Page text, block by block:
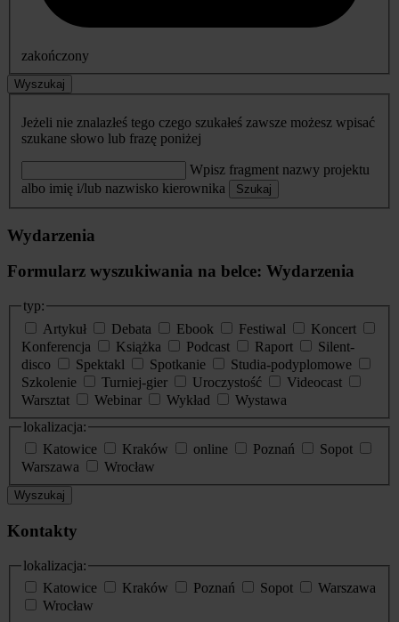
zakończony
Wyszukaj
Jeżeli nie znalazłeś tego czego szukałeś zawsze możesz wpisać
szukane słowo lub frazę poniżej
Wpisz fragment nazwy projektu
albo imię i/lub nazwisko kierownika
Szukaj
Wydarzenia
Formularz wyszukiwania na belce: Wydarzenia
typ:
Artykuł
Debata Ebook Festiwal
Koncert
Konferencja
Książka Podcast Raport
Silent-
disco
Spektakl Spotkanie
Studia-podyplomowe
Szkolenie
Turniej-gier Uroczystość
Videocast
Warsztat
Webinar Wykład
Wystawa
lokalizacja:
Katowice
Kraków online Poznań
Sopot
Warszawa
Wrocław
Wyszukaj
Kontakty
lokalizacja:
Katowice
Kraków Poznań Sopot
Warszawa
Wrocław